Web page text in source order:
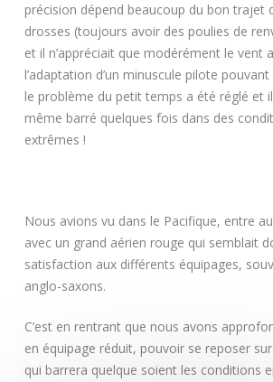
précision dépend beaucoup du bon trajet
drosses (toujours avoir des poulies de
et il n’appréciait que modérément le vent
l’adaptation d’un minuscule pilote pouvant
le problème du petit temps a été réglé et
même barré quelques fois dans des
extrêmes !
Nous avions vu dans le Pacifique, entre
avec un grand aérien rouge qui semblait
satisfaction aux différents équipages,
anglo-saxons.
C’est en rentrant que nous avons
en équipage réduit, pouvoir se reposer
qui barrera quelque soient les conditions